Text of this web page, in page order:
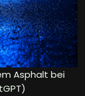
Asphalt bei